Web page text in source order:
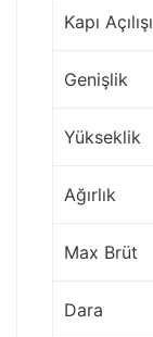
Kapı Açılışı
Genişlik
Yükseklik
Ağırlık
Max Brüt
Dara